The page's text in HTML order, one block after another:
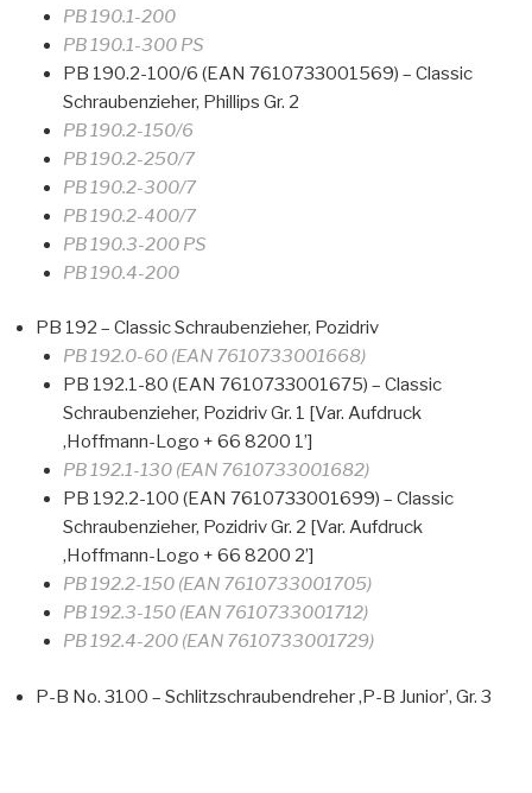
PB 190.1-200
PB 190.1-300 PS
PB 190.2-100/6 (EAN 7610733001569) – Classic
Schraubenzieher, Phillips Gr. 2
PB 190.2-150/6
PB 190.2-250/7
PB 190.2-300/7
PB 190.2-400/7
PB 190.3-200 PS
PB 190.4-200
PB 192 – Classic Schraubenzieher, Pozidriv
PB 192.0-60 (EAN 7610733001668)
PB 192.1-80 (EAN 7610733001675) – Classic
Schraubenzieher, Pozidriv Gr. 1 [Var. Aufdruck
‚Hoffmann-Logo + 66 8200 1’]
PB 192.1-130 (EAN 7610733001682)
PB 192.2-100 (EAN 7610733001699) – Classic
Schraubenzieher, Pozidriv Gr. 2 [Var. Aufdruck
‚Hoffmann-Logo + 66 8200 2’]
PB 192.2-150 (EAN 7610733001705)
PB 192.3-150 (EAN 7610733001712)
PB 192.4-200 (EAN 7610733001729)
P-B No. 3100 – Schlitzschraubendreher ‚P-B Junior’, Gr. 3